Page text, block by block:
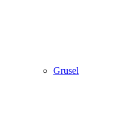
Grusel